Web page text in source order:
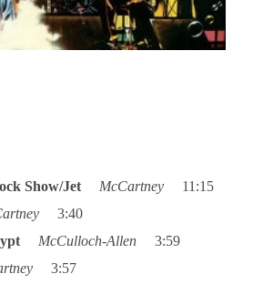
Show/Jet McCartney 11:15
3:40
McCulloch-Allen 3:59
3:57